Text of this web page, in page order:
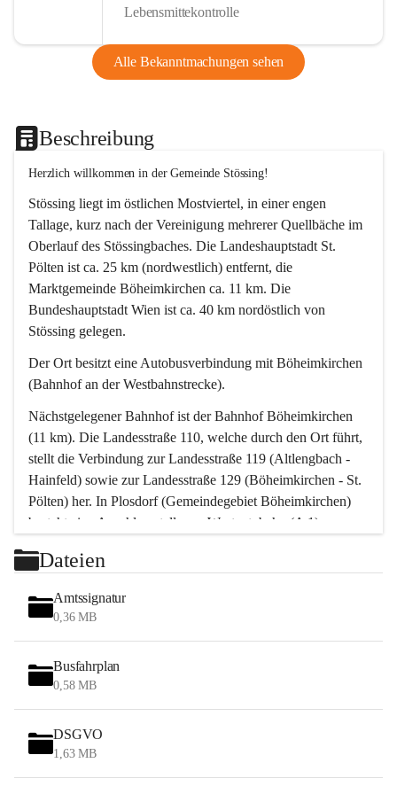
Lebensmittekontrolle
Alle Bekanntmachungen sehen
Beschreibung
Herzlich willkommen in der Gemeinde Stössing!
Stössing liegt im östlichen Mostviertel, in einer engen
Tallage, kurz nach der Vereinigung mehrerer Quellbäche im
Oberlauf des Stössingbaches. Die Landeshauptstadt St.
Pölten ist ca. 25 km (nordwestlich) entfernt, die
Marktgemeinde Böheimkirchen ca. 11 km. Die
Bundeshauptstadt Wien ist ca. 40 km nordöstlich von
Stössing gelegen.
Der Ort besitzt eine Autobusverbindung mit Böheimkirchen
(Bahnhof an der Westbahnstrecke).
Nächstgelegener Bahnhof ist der Bahnhof Böheimkirchen
(11 km). Die Landesstraße 110, welche durch den Ort führt,
stellt die Verbindung zur Landesstraße 119 (Altlengbach -
Hainfeld) sowie zur Landesstraße 129 (Böheimkirchen - St.
Pölten) her. In Plosdorf (Gemeindegebiet Böheimkirchen)
besteht eine Anschlussstelle zur Westautobahn (A 1).
Wien erreicht man in ca. 45 Minuten.
Stössing zählt noch zum Naherholungsraum Wien sowie
zum Naherholungsraum St. Pölten. Viele Bauernhöfe hatten
„ihre Wiener“. Seit 1960 bauten viele Wiener
Wochenendhäuser im Gemeindegebiet. Wegen des
waldreichen Jagdgebietes haben viele Jagdpächter ihre
Das Wandern ist aus touristischer Sicht die bedeutendste
Tätigkeit. Das hügelige Gebiet mit Wanderwegen durch
Wiesen, Wälder und Obstkulturen lädt dazu ein. Gefördert
Dateien
Amtssignatur
0,36 MB
Busfahrplan
0,58 MB
DSGVO
1,63 MB